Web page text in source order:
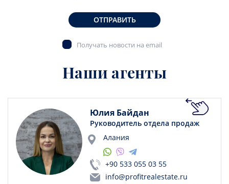
ОТПРАВИТЬ
Получать новости на email
Наши агенты
Юлия Байдан
Руководитель отдела продаж
Алания
+90 533 055 03 55
info@profitrealestate.ru